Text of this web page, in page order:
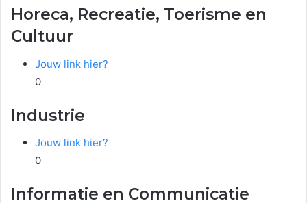
Horeca, Recreatie, Toerisme en
Cultuur
Jouw link hier?
0
Industrie
Jouw link hier?
0
Informatie en Communicatie